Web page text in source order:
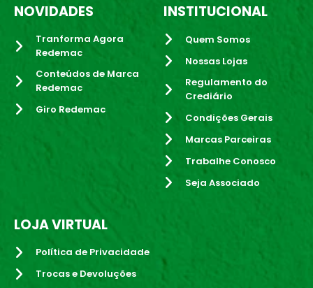
NOVIDADES
Tranforma Agora
Redemac
Conteúdos de Marca
Redemac
Giro Redemac
INSTITUCIONAL
Quem Somos
Nossas Lojas
Regulamento do
Crediário
Condições Gerais
Marcas Parceiras
Trabalhe Conosco
Seja Associado
LOJA VIRTUAL
Política de Privacidade
Trocas e Devoluções